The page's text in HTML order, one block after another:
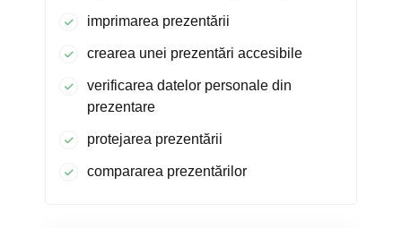
imprimarea prezentării
crearea unei prezentări accesibile
verificarea datelor personale din
prezentare
protejarea prezentării
compararea prezentărilor